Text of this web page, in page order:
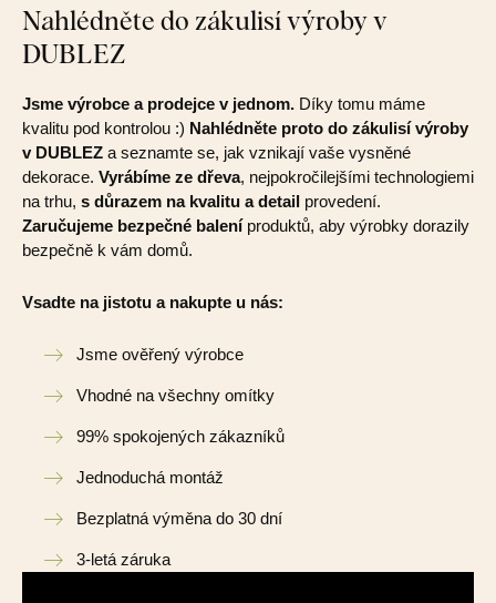
Nahlédněte do zákulisí výroby v
DUBLEZ
Jsme výrobce a prodejce v jednom. Díky tomu máme
kvalitu pod kontrolou :) Nahlédněte proto do zákulisí výroby
v DUBLEZ a seznamte se, jak vznikají vaše vysněné
dekorace. Vyrábíme ze dřeva, nejpokročilejšími technologiemi
na trhu, s důrazem na kvalitu a detail provedení.
Zaručujeme bezpečné baleníproduktů, aby výrobky dorazily
bezpečně k vám domů.
Vsadte na jistotu a nakupte u nás:
Jsme ověřený výrobce
Vhodné na všechny omítky
99% spokojených zákazníků
Jednoduchá montáž
Bezplatná výměna do 30 dní
3-letá záruka